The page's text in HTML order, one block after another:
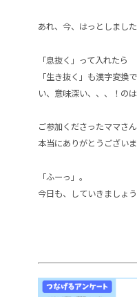
あれ、今、はっとしました
「息抜く」って入れたら
「生き抜く」も漢字変換
い、意味深い、、、！の
ご参加くださったママさ
本当にありがとうござい
「ふーっ」。
今日も、していきましょう